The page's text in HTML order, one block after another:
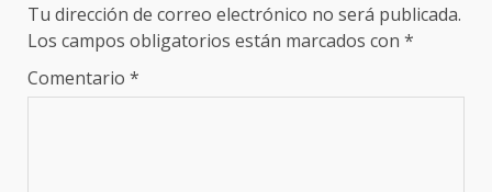
Tu dirección de correo electrónico no será publicada.
Los campos obligatorios están marcados con *
Comentario *